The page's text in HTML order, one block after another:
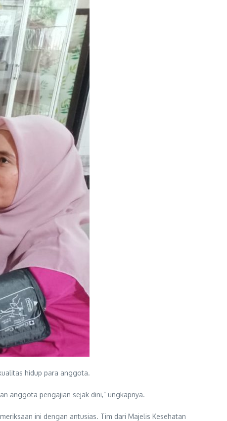
hidup para anggota.
anggota pengajian sejak dini,” ungkapnya.
ini dengan antusias. Tim dari Majelis Kesehatan